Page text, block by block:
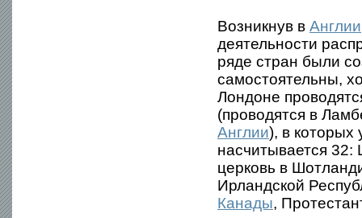
Возникнув в Англии
деятельности
ряде стран были
самостоятельны,
Лондоне
(проводятся в
Англии), в которых
насчитывается 32:
церковь в
Ирландской
Канады,